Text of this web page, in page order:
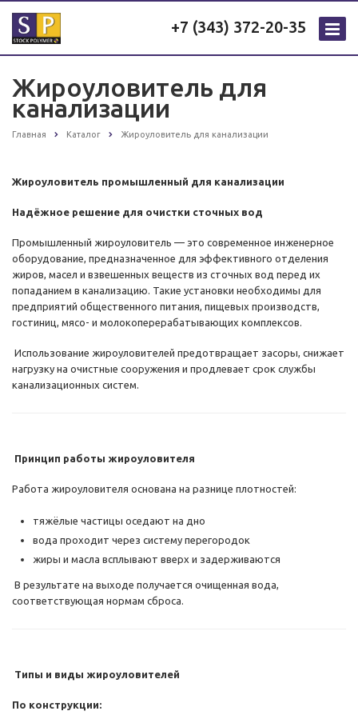
+7 (343) 372-20-35
Жироуловитель для
канализации
Главная Каталог Жироуловитель для канализации
Жироуловитель промышленный для канализации
Надёжное решение для очистки сточных вод
Промышленный жироуловитель — это современное инженерное
оборудование, предназначенное для эффективного отделения
жиров, масел и взвешенных веществ из сточных вод перед их
попаданием в канализацию. Такие установки необходимы для
предприятий общественного питания, пищевых производств,
гостиниц, мясо- и молокоперерабатывающих комплексов.
Использование жироуловителей предотвращает засоры, снижает
нагрузку на очистные сооружения и продлевает срок службы
канализационных систем.
Принцип работы жироуловителя
Работа жироуловителя основана на разнице плотностей:
тяжёлые частицы оседают на дно
вода проходит через систему перегородок
жиры и масла всплывают вверх и задерживаются
В результате на выходе получается очищенная вода,
соответствующая нормам сброса.
Типы и виды жироуловителей
По конструкции: